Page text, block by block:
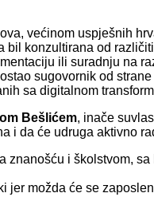
većinom uspješnih
bil konzultirana od
ili suradnju na
sugovornik od
sa digitalnom
Bešlićem, inače
i da će udruga aktivno
i školstvom,
jer možda će se